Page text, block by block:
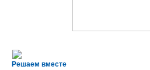
Решаем вместе